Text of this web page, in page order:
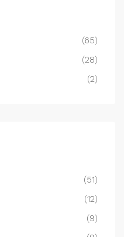
(65)
(28)
(2)
(51)
(12)
(9)